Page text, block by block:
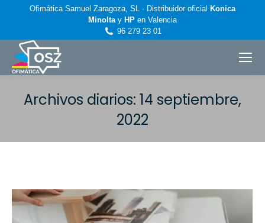
Ofimática Samuel Zaragoza, SL · Distribuidor oficial Konica
Minoltay HP en Valencia
96 279 23 01
Archivos diarios: 14 septiembre,
2022